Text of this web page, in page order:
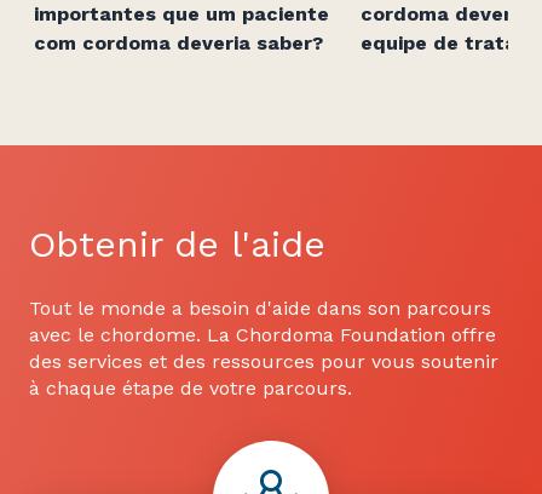
importantes que um paciente
com cordoma deveria saber?
cordoma devem
equipe de
Obtenir de l'aide
Tout le monde a besoin d'aide dans son parcours
avec le chordome. La Chordoma Foundation offre
des services et des ressources pour vous soutenir
à chaque étape de votre parcours.